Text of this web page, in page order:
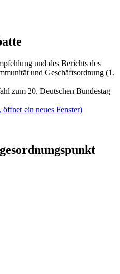
und des Berichts des
und Geschäftsordnung (1.
zum 20. Deutschen Bundestag
ein neues Fenster)